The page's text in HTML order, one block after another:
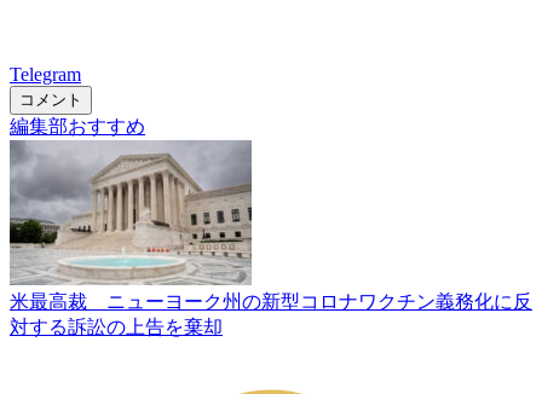
Telegram
コメント
編集部おすすめ
米最高裁 ニューヨーク州の新型コロナワクチン義務化に反
対する訴訟の上告を棄却